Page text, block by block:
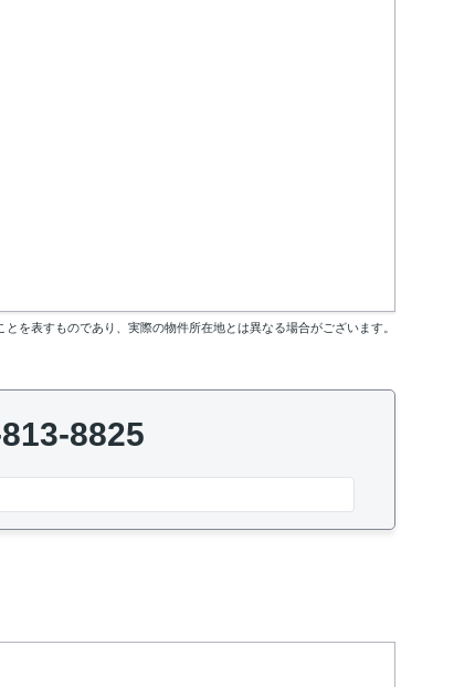
を表すものであり、実際の物件所在地とは異なる場合がございます。
8825